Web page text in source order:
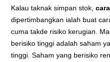
Kalau taknak simpan stok,
dipertimbangkan ialah buat
cuma takde risiko kerugian.
berisiko tinggi adalah saham
tinggi. Saham yang berisiko